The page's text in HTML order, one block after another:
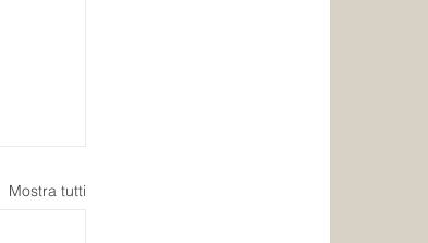
Mostra tutti